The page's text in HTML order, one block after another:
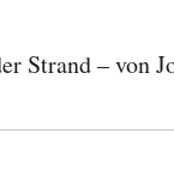
Strand – von
zu